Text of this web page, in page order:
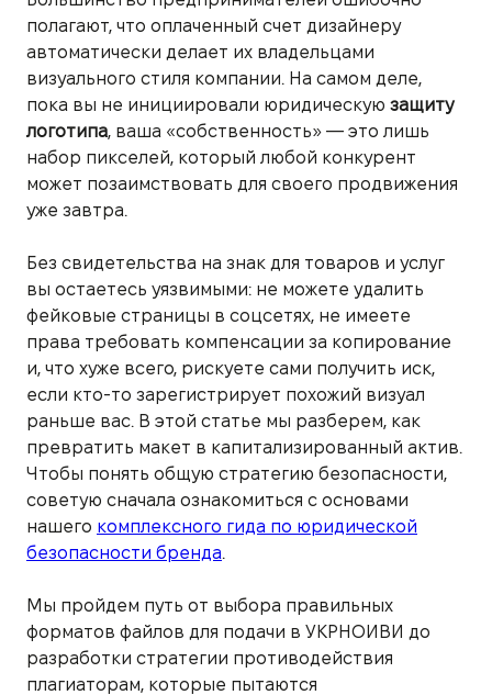
полагают, что оплаченный счет дизайнеру
автоматически делает их владельцами
визуального стиля компании. На самом деле,
пока вы не инициировали юридическую защиту
логотипа, ваша «собственность» — это лишь
набор пикселей, который любой конкурент
может позаимствовать для своего продвижения
уже завтра.
Без свидетельства на знак для товаров и услуг
вы остаетесь уязвимыми: не можете удалить
фейковые страницы в соцсетях, не имеете
права требовать компенсации за копирование
и, что хуже всего, рискуете сами получить иск,
если кто-то зарегистрирует похожий визуал
раньше вас. В этой статье мы разберем, как
превратить макет в капитализированный актив.
Чтобы понять общую стратегию безопасности,
советую сначала ознакомиться с основами
нашего комплексного гида по юридической
безопасности бренда.
Мы пройдем путь от выбора правильных
форматов файлов для подачи в УКРНОИВИ до
разработки стратегии противодействия
плагиаторам, которые пытаются